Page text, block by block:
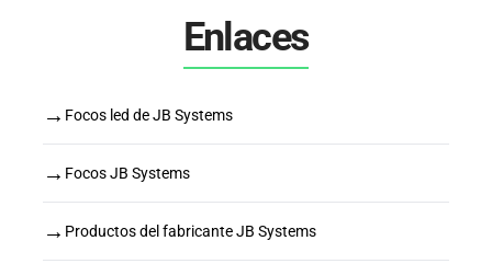
Enlaces
→ Focos led de JB Systems
→ Focos JB Systems
→ Productos del fabricante JB Systems